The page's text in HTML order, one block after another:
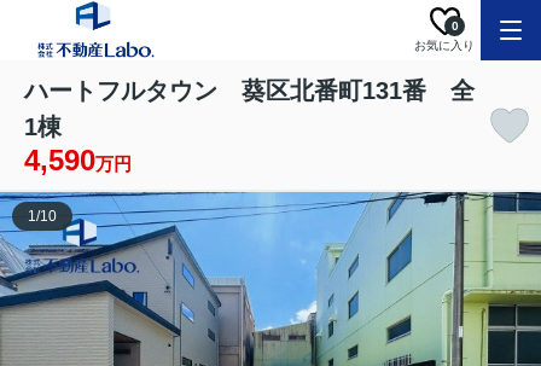
お気に入り
0
ハートフルタウン 葵区北番町131番 全
1棟
4,590万円
1/10